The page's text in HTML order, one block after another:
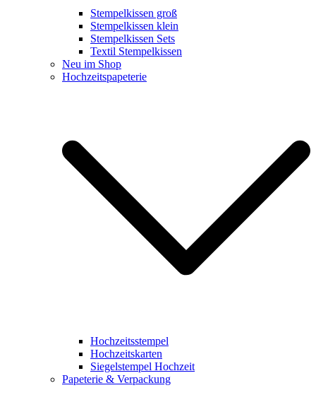
Stempelkissen groß
Stempelkissen klein
Stempelkissen Sets
Textil Stempelkissen
Neu im Shop
Hochzeitspapeterie
Hochzeitsstempel
Hochzeitskarten
Siegelstempel Hochzeit
Papeterie & Verpackung